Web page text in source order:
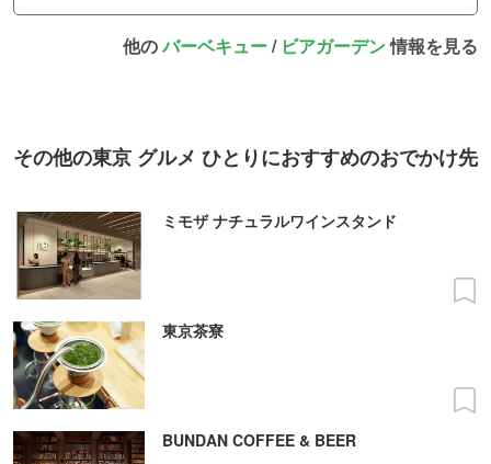
他のバーベキュー/ ビアガーデン情報を見る
その他の東京 グルメ ひとりにおすすめのおでかけ先
ミモザ ナチュラルワインスタンド
東京茶寮
BUNDAN COFFEE & BEER